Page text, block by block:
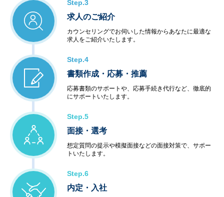
Step.3
求人のご紹介
カウンセリングでお伺いした情報からあなたに最適な
求人をご紹介いたします。
Step.4
書類作成・応募・推薦
応募書類のサポートや、応募手続き代行など、徹底的
にサポートいたします。
Step.5
面接・選考
想定質問の提示や模擬面接などの面接対策で、サポー
トいたします。
Step.6
内定・入社